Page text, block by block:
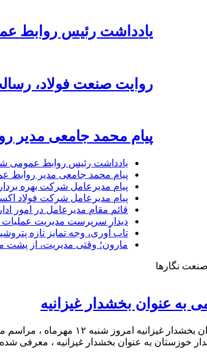
یادداشت رئیس روابط
روایت صنعت فولاد،‌
پیام محمد جامعی مدیر
یادداشت رئیس روابط عمومی
پیام محمد جامعی مدیر روابط
پیام مدیرعامل شرکت بهره
پیام مدیرعامل شرکت فولاد
قائم مقام مدیرعامل در امور
دیدار سرپرست مدیریت عملیات
تاب آوری، وجه تمایز تازه
مارون؛ وقتی مدیریت، از پشت
صنعت نگارها
به عنوان بخشدار غیزانیه
معارفه مرتضی عجمی به
خوزستان به عنوان بخشدار غیزانیه ، معرفی